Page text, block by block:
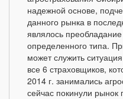
надежной основе,
данного рынка в
являлось
определенного типа.
может служить
все 6 страховщиков,
2014 г. занимались
сейчас покинули рынок